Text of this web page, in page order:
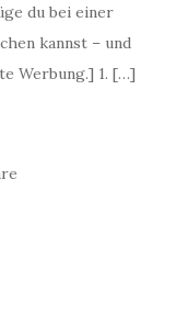
du bei einer
kannst – und
Werbung.] 1. […]